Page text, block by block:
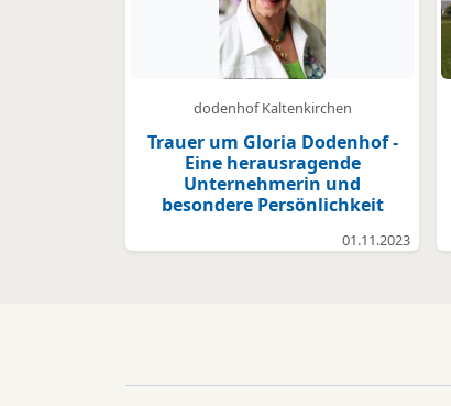
dodenhof Kaltenkirchen
Trauer um Gloria Dodenhof -
Eine herausragende
Unternehmerin und
besondere Persönlichkeit
01.11.2023